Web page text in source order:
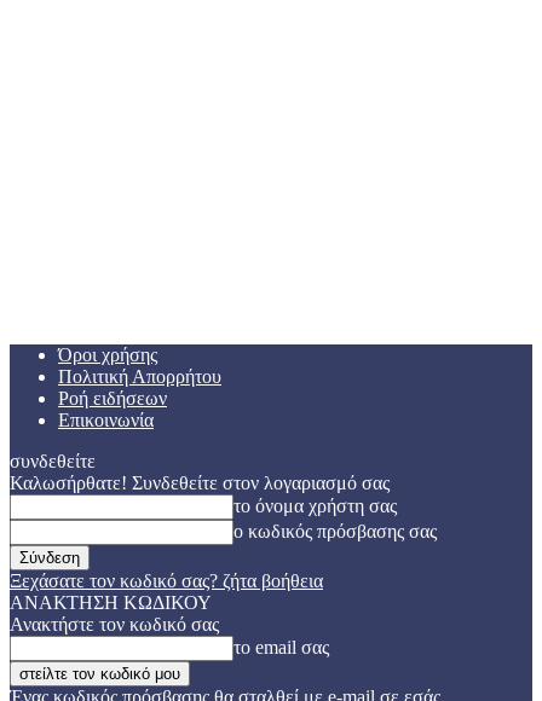
Όροι χρήσης
Πολιτική Απορρήτου
Ροή ειδήσεων
Επικοινωνία
συνδεθείτε
Καλωσήρθατε! Συνδεθείτε στον λογαριασμό σας
το όνομα χρήστη σας
ο κωδικός πρόσβασης σας
Ξεχάσατε τον κωδικό σας? ζήτα βοήθεια
ΑΝΑΚΤΗΣΗ ΚΩΔΙΚΟΥ
Ανακτήστε τον κωδικό σας
το email σας
Ένας κωδικός πρόσβασης θα σταλθεί με e-mail σε εσάς.